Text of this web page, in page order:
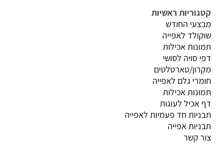
קטגוריות ראשיות
מבצעי החודש
שוקולד לאפייה
תמונות אכילות
דפי סויה לסושי
מקרון/טארטלטים
חומרי גלם לאפייה
תמונות אכילות
דף אכיל לעוגות
תבניות חד פעמיות לאפייה
תבניות אפייה
צור קשר